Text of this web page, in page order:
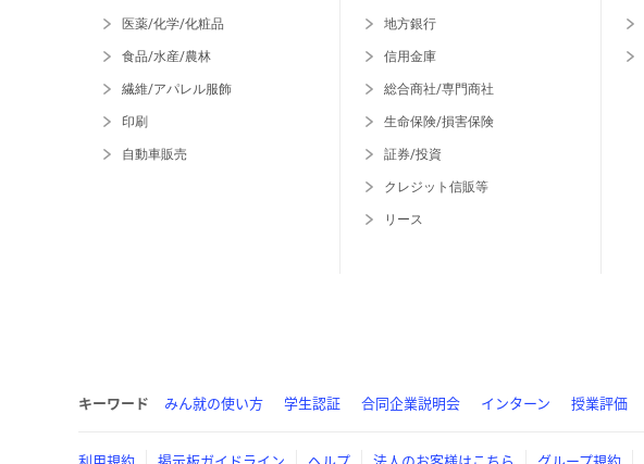
医薬/化学/化粧品
食品/水産/農林
繊維/アパレル服飾
印刷
自動車販売
地方銀行
信用金庫
総合商社/専門商社
生命保険/損害保険
証券/投資
クレジット信販等
リース
キーワード みん就の使い方 学生認証 合同企業説明会 インターン 授業評価